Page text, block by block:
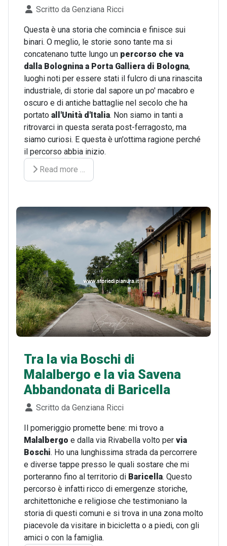
Dettagli
Scritto da Genziana Ricci
Questa è una storia che comincia e finisce sui
binari. O meglio, le storie sono tante ma si
concatenano tutte lungo un percorso che va
dalla Bolognina a Porta Galliera di Bologna,
luoghi noti per essere stati il fulcro di una rinascita
industriale, di storie dal sapore un po' macabro e
oscuro e di antiche battaglie nel secolo che ha
portato all'Unità d'Italia. Non siamo in tanti a
ritrovarci in questa serata post-ferragosto, ma
siamo curiosi. E questa è un'ottima ragione perché
il percorso abbia inizio.
Read more …
Tra la via Boschi di
Malalbergo e la via Savena
Abbandonata di Baricella
Dettagli
Scritto da Genziana Ricci
Il pomeriggio promette bene: mi trovo a
Malalbergo e dalla via Rivabella volto per via
Boschi. Ho una lunghissima strada da percorrere
e diverse tappe presso le quali sostare che mi
porteranno fino al territorio di Baricella. Questo
percorso è infatti ricco di emergenze storiche,
architettoniche e religiose che testimoniano la
storia di questi comuni e si trova in una zona molto
piacevole da visitare in bicicletta o a piedi, con gli
amici o con la famiglia.